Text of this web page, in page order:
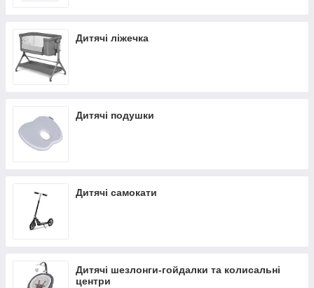
Дитячі ліжечка
Дитячі подушки
Дитячі самокати
Дитячі шезлонги-гойдалки та колисальні
центри